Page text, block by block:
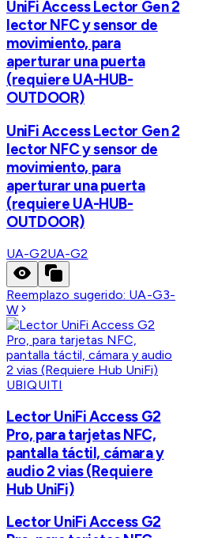
UniFi Access Lector Gen 2
lector NFC y sensor de
movimiento, para
aperturar una puerta
(requiere UA-HUB-
OUTDOOR)
UniFi Access Lector Gen 2
lector NFC y sensor de
movimiento, para
aperturar una puerta
(requiere UA-HUB-
OUTDOOR)
UA-G2UA-G2
Reemplazo sugerido: UA-G3-
W
UBIQUITI
Lector UniFi Access G2
Pro, para tarjetas NFC,
pantalla táctil, cámara y
audio 2 vias (Requiere
Hub UniFi)
Lector UniFi Access G2